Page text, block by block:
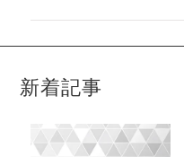
新着記事